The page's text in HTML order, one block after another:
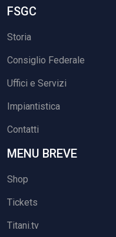
FSGC
Storia
Consiglio Federale
Uffici e Servizi
Impiantistica
Contatti
MENU BREVE
Shop
Tickets
Titani.tv